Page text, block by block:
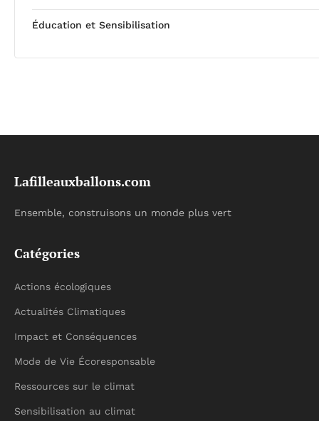
Éducation et Sensibilisation
Lafilleauxballons.com
Ensemble, construisons un monde plus vert
Catégories
Actions écologiques
Actualités Climatiques
Impact et Conséquences
Mode de Vie Écoresponsable
Ressources sur le climat
Sensibilisation au climat